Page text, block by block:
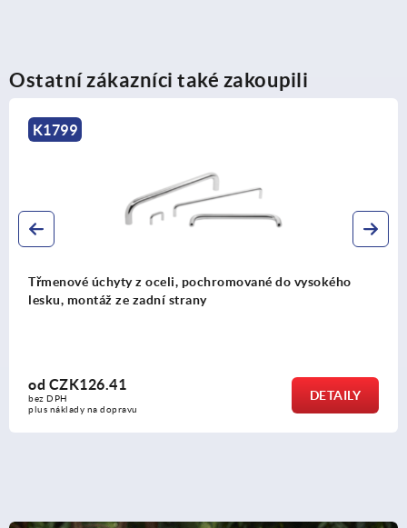
Ostatní zákazníci také zakoupili
do vysokého
DETAILY
Třmenové úchyty z hliníku, s
montáž ze strany obsluhy
plus náklady na dopravu